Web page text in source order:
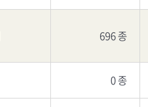
696 종
0 종